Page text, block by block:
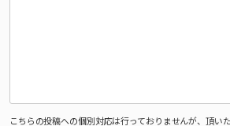
こちらの投稿への個別対応は行っておりませんが、頂い